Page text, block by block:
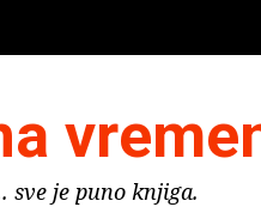
sve je puno knjiga.